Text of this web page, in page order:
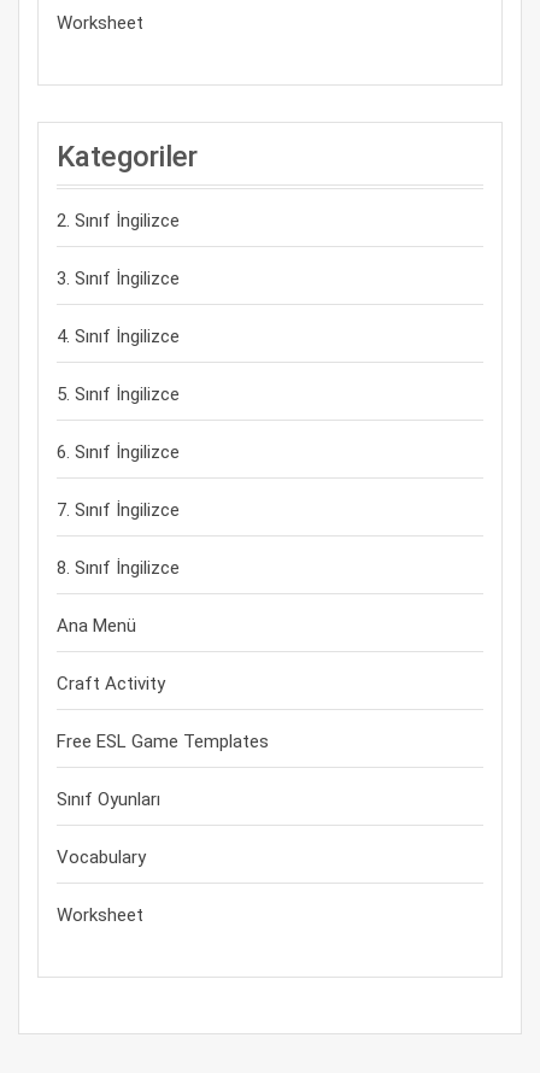
Worksheet
Kategoriler
2. Sınıf İngilizce
3. Sınıf İngilizce
4. Sınıf İngilizce
5. Sınıf İngilizce
6. Sınıf İngilizce
7. Sınıf İngilizce
8. Sınıf İngilizce
Ana Menü
Craft Activity
Free ESL Game Templates
Sınıf Oyunları
Vocabulary
Worksheet